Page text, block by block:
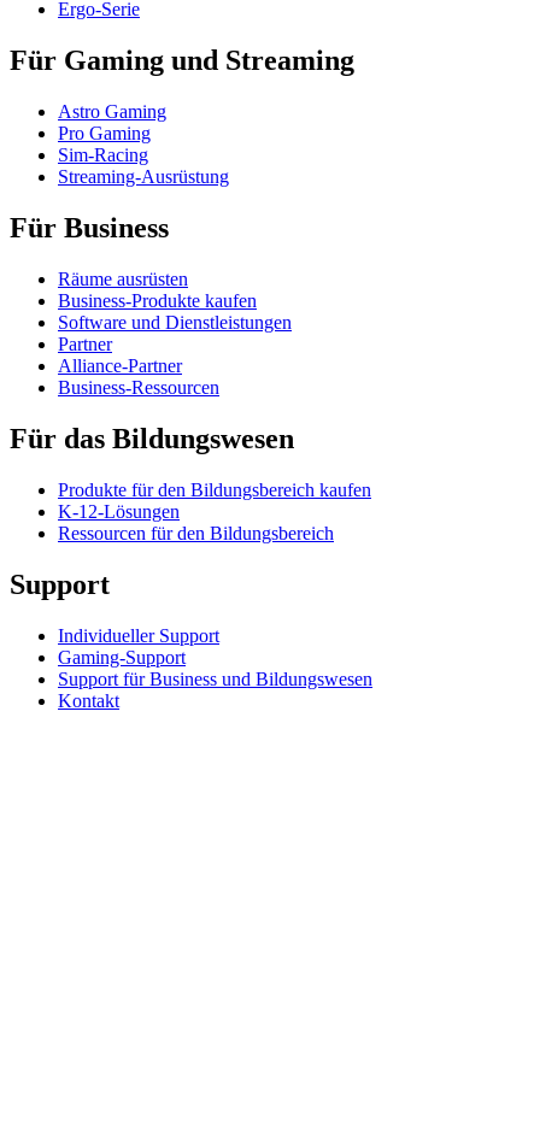
Ergo-Serie
Für Gaming und Streaming
Astro Gaming
Pro Gaming
Sim-Racing
Streaming-Ausrüstung
Für Business
Räume ausrüsten
Business-Produkte kaufen
Software und Dienstleistungen
Partner
Alliance-Partner
Business-Ressourcen
Für das Bildungswesen
Produkte für den Bildungsbereich kaufen
K-12-Lösungen
Ressourcen für den Bildungsbereich
Support
Individueller Support
Gaming-Support
Support für Business und Bildungswesen
Kontakt